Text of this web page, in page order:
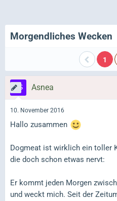
Morgendliches Wecken
1
Asnea
10. November 2016
Hallo zusammen
Dogmeat ist wirklich ein toller
die doch schon etwas nervt:
Er kommt jeden Morgen
und weckt mich. Seit der